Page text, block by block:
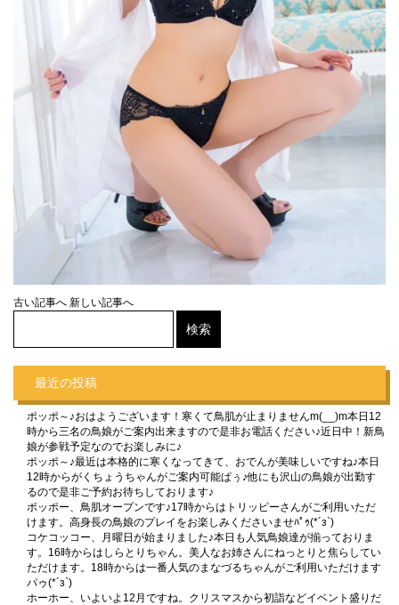
古い記事へ 新しい記事へ
最近の投稿
ポッポ～♪おはようございます！寒くて鳥肌が止まりませんm(__)m本日12
時から三名の鳥娘がご案内出来ますので是非お電話ください♪近日中！新鳥
娘が参戦予定なのでお楽しみに♪
ポッポ～♪最近は本格的に寒くなってきて、おでんが美味しいですね♪本日
12時からがくちょうちゃんがご案内可能ぱぅ♪他にも沢山の鳥娘が出勤す
るので是非ご予約お待ちしております♪
ポッポー、鳥肌オープンです♪17時からはトリッピーさんがご利用いただ
けます。高身長の鳥娘のプレイをお楽しみくださいませﾊﾟｩ(*´з`)
コケコッコー、月曜日が始まりました♪本日も人気鳥娘達が揃っておりま
す。16時からはしらとりちゃん。美人なお姉さんにねっとりと焦らしてい
ただけます。18時からは一番人気のまなづるちゃんがご利用いただけます
パゥ(*´з`)
ホーホー、いよいよ12月ですね。クリスマスから初詣などイベント盛りだ